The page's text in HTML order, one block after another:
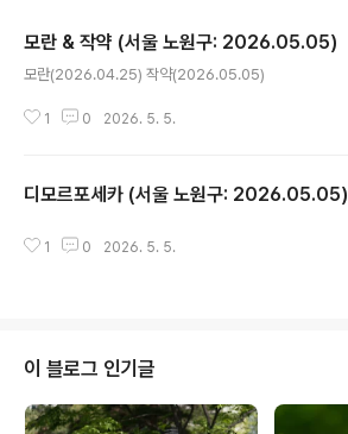
모란 & 작약 (서울 노원구: 2026.05.05)
모란(2026.04.25) 작약(2026.05.05)
1 0 2026. 5. 5.
디모르포세카 (서울 노원구: 2026.05.05)
1 0 2026. 5. 5.
이 블로그 인기글